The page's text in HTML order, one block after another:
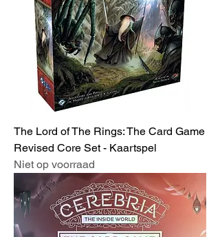
The Lord of The Rings: The Card Game
Revised Core Set - Kaartspel
Niet op voorraad